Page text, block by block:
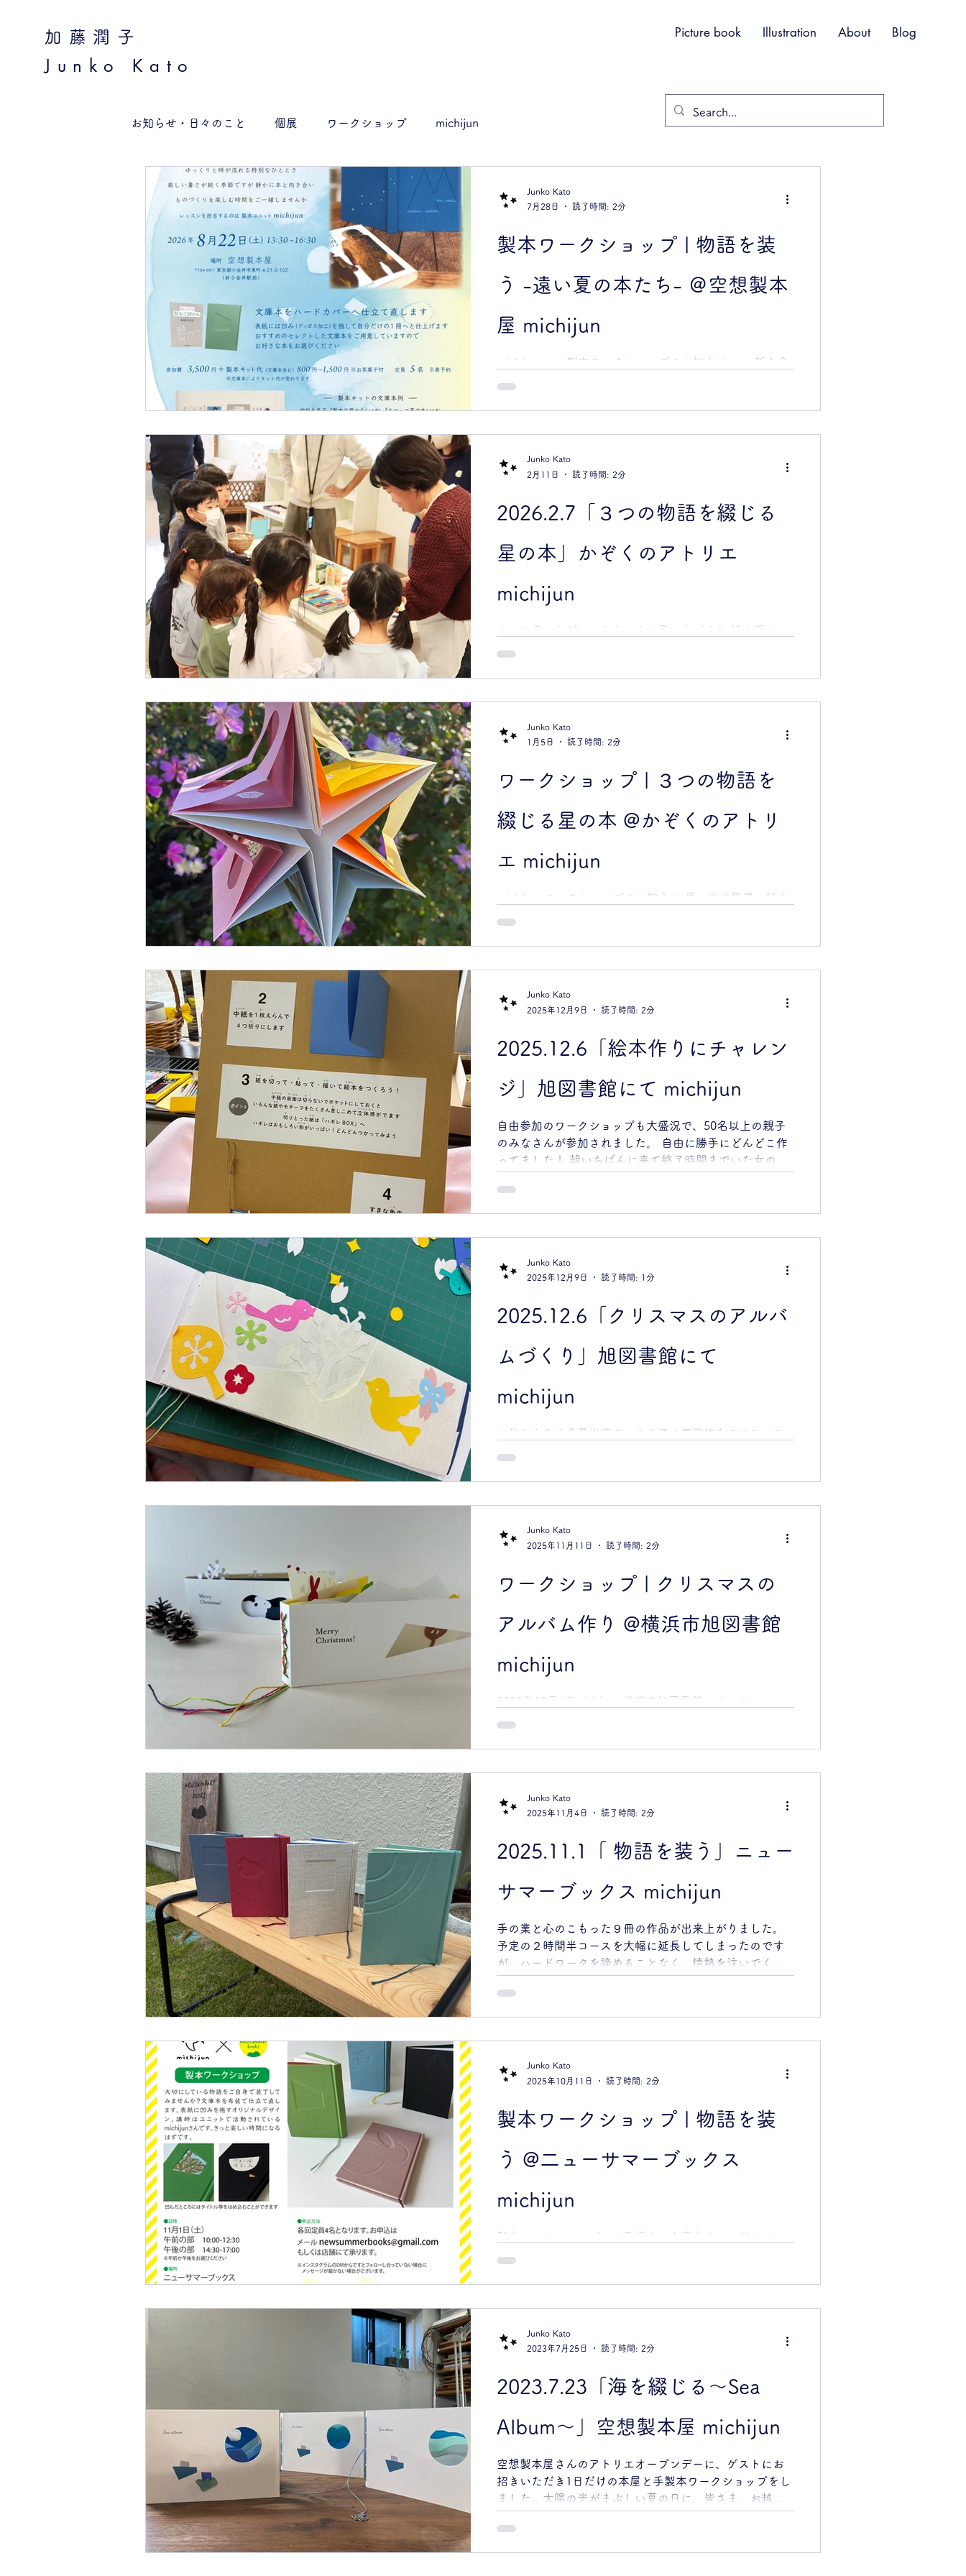
加藤潤子
Junko Kato
Picture book Illustration About Blog
お知らせ・日々のこと 個展 ワークショップ michijun
製本ワークショップ | 物語を装
う -遠い夏の本たち- ＠空想製本
屋 michijun
michijun ・・製本ワークショップのお知らせ・・ 新小金
は、 ゆっくりと時が流れる特別なひととき。 厳しい暑さ
がとうございます！ 物 語 を 装 う - 遠い夏の本たち-
（ディボス加工）を施して自分だけの１冊へと仕上げま
す。 おすすめのセレクトした文庫本をご用意しています
月22日（土）13:30~16:30 | 場所 | 空想製本屋 〒184-
https://honno-aida.com | 参加費 | 3,500円＋製本キッ
ト代（文庫本含む）800円〜1,500円 ※お茶菓子付 ※文庫
庫本例 ＞...
Junko Kato
7月28日
読了時間: 2分
2026.2.7「３つの物語を綴じる
星の本」かぞくのアトリエ
michijun
４～６歳のちびっこたちによる星の本づくり 紙を選ぶこ
どもたちの選びだす紙と色、美しいなと思う、とても新
鮮で見ているだけで楽しいです。 次に、ヘラを使って９
でワークショップを終えても良い気分なのですが… さ
思い出の写真や恐竜のフィギュアやクマさんとか色々机
に置かれてます。かぞくのアトリエさんには様々な画材
フトパンチで切り抜いた穴の空いた方の端紙も使ってみ
るのか？ そしてそして、製本の時間です〜 本のかたちに
してゆきましょう。 親御さんの大活躍です！ これまでの
と、なんと、親子の力を結集し、少々（20分くらい…）
タイムオーバーしつつも、星の本が続々と完成してゆき
Junko Kato
2月11日
読了時間: 2分
ワークショップ | ３つの物語を
綴じる星の本 @かぞくのアトリ
エ michijun
michijun ワークショップのお知らせ 思い出や風景、好き
を使ってあなたの手で描きましょう。子どものぐちゃぐ
気にせず表現してください。 仕上げは手製本で行いま
せん。 日時 2026年2月7日（土）14:00-15:30（90分）
対象 親子（4～12歳）＊渋谷区民が優先になります 参
物 水分補給用の飲み物 宿題／あなたの3つの物語（①〜
③）を思い巡らしておいてください。 ①思い出 ②好き
な風景 ③好きな人や動物、宝物など（複数でもOK） 場
所 渋谷区こども・親子支援センター「かぞくのアトリ
エ」 東京都渋谷区代々木2-32-5 TEL:03-6276-5521 ◎
詳細・お申し込みは、かぞくのアトリエさんのサイトを
ご覧ください ◎...
Junko Kato
1月5日
読了時間: 2分
2025.12.6「絵本作りにチャレン
ジ」旭図書館にて michijun
自由参加のワークショップも大盛況で、50名以上の親子
のみなさんが参加されました。 自由に勝手にどんどこ作
ってました！ 朝いちばんに来て終了時間までいた女の子
手のこんだ１冊の絵本を作り上げました。 たった１枚の
紙を４つ折りにしただけの本文。ページを開けば、豊か
か、聞こえない声もあって、後から聞こえてくる声もあ
る。 おもしろいです。 はじめて訪れた旭図書館。 水嶋
ップのための場所と準備を整えてくださっていて、安心
て本を見る余裕などはなかったのですが… お昼ごはんは
「こんなところに小さな和室が！」で食べれたり、落ち
日になりました ありがとうございました！ 🌟 🎄横浜市
Junko Kato
2025年12月9日
読了時間: 2分
2025.12.6「クリスマスのアルバ
ムづくり」旭図書館にて
michijun
お休みもなく全員出席で、１６冊の意欲的なクリスマス
ってる子たちも親子でどうにか乗り越えて。 ページを描
く、個性がでるなと思いました。 小学生の女の子が白い
ロバやリスや小鳥、木々たちのなかに会話が聞こえて、
ぎやかなクリスマス会のアルバム。 子どもの描く絵や字
信頼して恐れることはない。 ヤハ、主は、私の力、私の
ほめ歌。私のために救いとなられた。 あなたがたは喜び
ありがとうございました！ 🌟 🎄横浜市旭図書館にて
2025年12 月６日(土) michijun 製本ワークシ
Junko Kato
2025年12月9日
読了時間: 1分
ワークショップ | クリスマスの
アルバム作り @横浜市旭図書館
michijun
2025年12月6日（土）に横浜市旭図書館にて、２つのワ
ちらも無料です♪ 要予約・無料 製本ワークショップ「ク
リスマスのアルバムづくり」 糸と針を使って紙を綴じて
たしますので、はじめての方も安心してご参加くださ
フを配ります。 ・配られた表紙にカッターで窓を開けま
す。 ・本の中になる紙を半分に折って、表紙の背に針と
の本に仕上げます。 教える人：michijun 製本作家の古田
美知と絵本作家の加藤潤子によるユニット 日時 2025年
12 月6 日(土) 午前の部 10:30〜12:00 ／午後の部
14:00〜15:30 定員 各回 ８人 会場 旭図書館会議室 持
ち物 なし 対象 小学生くらいから大人まで ※針やカ
ッターを使用する為小学生以下は保護者の付き添いが必
要です。保護者の方が別々の作品
Junko Kato
2025年11月11日
読了時間: 2分
2025.11.1「 物語を装う」ニュー
サマーブックス michijun
手の業と心のこもった９冊の作品が出来上がりました。
予定の２時間半コースを大幅に延長してしまったのです
が…ハードワークを諦めることなく、情熱を注いでくだ
も労力が必要だったのだ。私も手順をみてるだけの時
は、まあ、できそうかなと思ってました。でも実際に作
まが帰られた後に無事に１冊、完成させました。 もっと
楽に簡単にできないものか？ 次回はゆったりお茶の時間
強風が吹き荒れていましたが、朝、目覚めると、良いお
ら暮ラシカルデザイン編集室さんが来られて、手作りリ
ヤカーで千葉の本『こんにちば』や葉の名産物の落花生
の下で、気持ちよさそうにお店を開いていました。 時お
Junko Kato
2025年11月4日
読了時間: 2分
製本ワークショップ | 物語を装
う @二ューサマーブックス
michijun
製本ワークショップーお手持ちの文庫本をハードカバー
Junko Kato
2025年10月11日
読了時間: 2分
2023.7.23「海を綴じる〜Sea
Album〜」空想製本屋 michijun
空想製本屋さんのアトリエオープンデーに、ゲストにお
招きいただき1日だけの本屋と手製本ワークショップをし
ました。太陽の光がまぶしい夏の日に、皆さま、お越し
活版工房の溝活版分室さん。製本と活版、いい並びで
す。「ずっと気になってたんです」というご近所の方々
Junko Kato
2023年7月25日
読了時間: 2分